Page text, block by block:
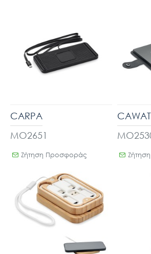
MO2651
CARPA
Ζήτηση Προσφοράς